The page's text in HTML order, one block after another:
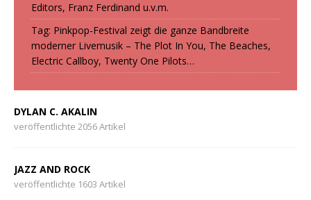
Editors, Franz Ferdinand u.v.m.
Tag: Pinkpop-Festival zeigt die ganze Bandbreite
moderner Livemusik – The Plot In You, The Beaches,
Electric Callboy, Twenty One Pilots…
DYLAN C. AKALIN
veröffentlichte 2056 Artikel
JAZZ AND ROCK
veröffentlichte 1603 Artikel